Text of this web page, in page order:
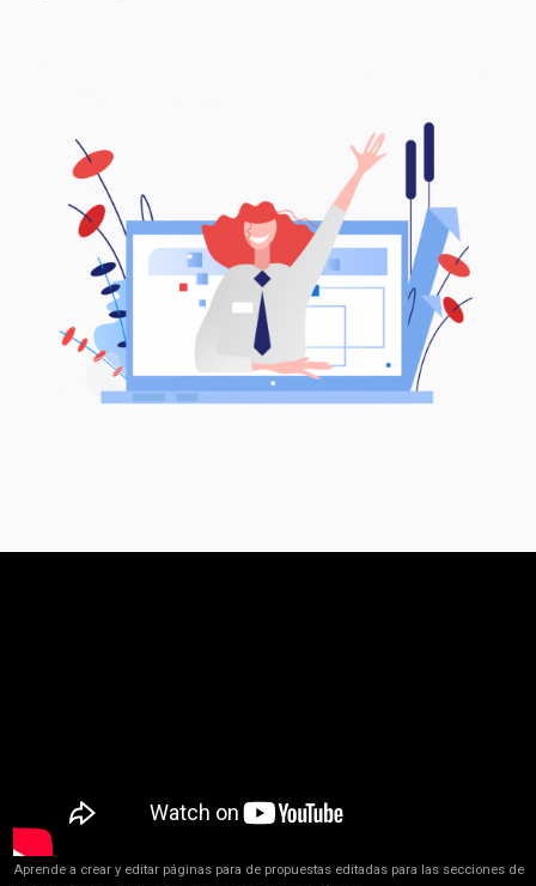
Aprende a crear y editar páginas para de propuestas editadas para las secciones de